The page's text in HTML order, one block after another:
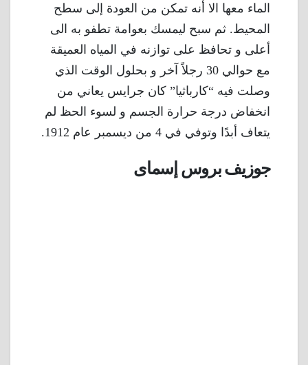
الماء معها الا أنه تمكن من العودة إلى سطح
المحيط. ثم سبح ليمسك بعوامة تطفو به الى
أعلى و تحافظ على توازنه في المياه العميقة
مع حوالي 30 رجلاً آخر و بحلول الوقت الذي
وصلت فيه “كارباثيا” كان جرايس يعاني من
انخفاض درجة حرارة الجسم و لسوء الحظ لم
يتعاف أبدًا وتوفي في 4 من ديسمبر عام 1912.
جوزيف بروس إسماى